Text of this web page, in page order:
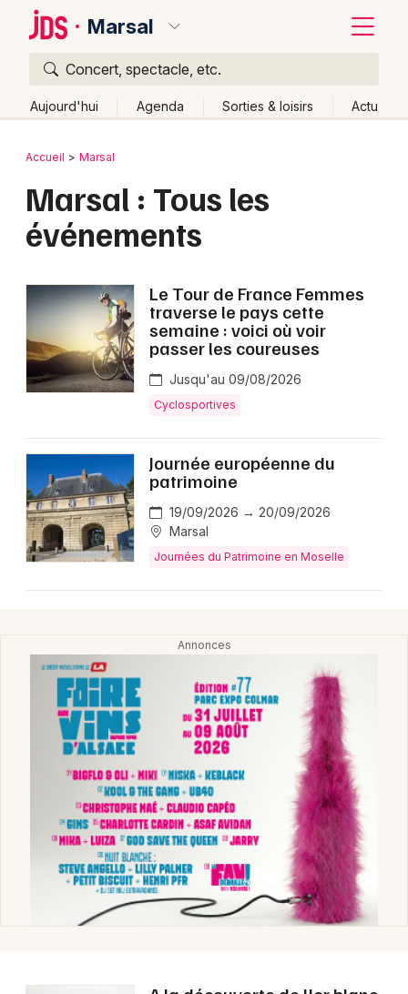
Marsal
Concert, spectacle, etc.
Aujourd'hui Agenda Sorties & loisirs Actu
Publier un événement
Activité & Expérience
Manifestations
Spectacles
Concerts
Sports
Expos
Sorties & loisirs
Agenda en Lorraine
Agenda dans le Grand Est
Newsletter des sorties
Bordeaux
Colmar
Lyon
Marseille
Mulhouse
Nantes
Nice
Paris
Strasbourg
Retour
Accueil Marsal
Marsal : Tous les
événements
Le Tour de France Femmes
traverse le pays cette
semaine : voici où voir
passer les coureuses
Jusqu'au 09/08/2026
Cyclosportives
Journée européenne du
patrimoine
19/09/2026 → 20/09/2026
Marsal
Journées du Patrimoine en Moselle
Quoi ?
Où ?
Près de moi
Changer de lieu
Quand ?